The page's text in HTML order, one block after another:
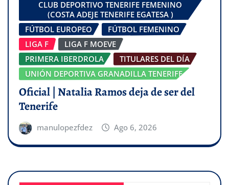
CLUB DEPORTIVO TENERIFE FEMENINO
(COSTA ADEJE TENERIFE EGATESA )
FÚTBOL EUROPEO
FÚTBOL FEMENINO
LIGA F
LIGA F MOEVE
PRIMERA IBERDROLA
TITULARES DEL DÍA
UNIÓN DEPORTIVA GRANADILLA TENERIFE
Oficial | Natalia Ramos deja de ser del
Tenerife
manulopezfdez Ago 6, 2026